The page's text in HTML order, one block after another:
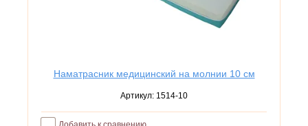
Наматрасник медицинский на молнии 10 см
Артикул: 1514-10